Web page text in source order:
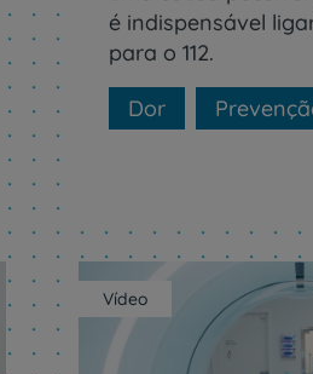
é indispensável
para o 112.
Dor
Vídeo